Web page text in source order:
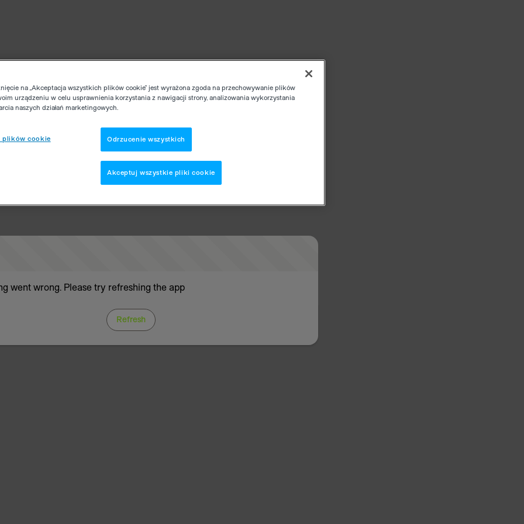
went wrong. Please try refreshing the app
Refresh
na „Akceptacja wszystkich plików cookie” jest wyrażona zgoda na przechowywanie plików
urządzeniu w celu usprawnienia korzystania z nawigacji strony, analizowania wykorzystania
naszych działań marketingowych.
plików cookie Odrzucenie wszystkich
Akceptuj wszystkie pliki cookie